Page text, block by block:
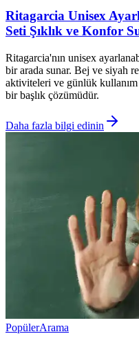
Ritagarcia Unisex
Seti Şıklık ve Konfor
Ritagarcia'nın unisex
bir arada sunar. Bej ve siyah
aktiviteleri ve günlük
bir başlık çözümüdür.
Daha fazla bilgi edinin
PopülerArama